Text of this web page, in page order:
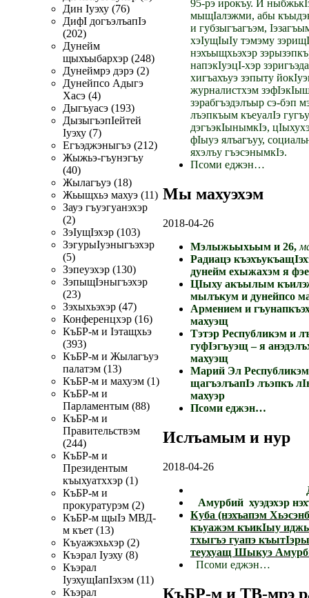
Дин Iуэху (76)
ДифI догъэлъапIэ
(202)
Дунейм
щыхъыбархэр (248)
Дунеймрэ дэрэ (2)
Дунейпсо Адыгэ
Хасэ (4)
Дыгъуасэ (193)
ДызыгъэпIейтей
Iуэху (7)
Егъэджэныгъэ (212)
Жыжьэ-гъунэгъу
(40)
Жылагъуэ (18)
Жьыщхьэ махуэ (11)
Зауэ гъуэгуанэхэр
(2)
ЗэIущIэхэр (103)
ЗэгурыIуэныгъэхэр
(5)
Зэпеуэхэр (130)
ЗэпыщIэныгъэхэр
(23)
Зэхыхьэхэр (47)
Конференцхэр (16)
КъБР-м и Iэтащхьэ
(393)
КъБР-м и Жылагъуэ
палатэм (13)
КъБР-м и махуэм (1)
КъБР-м и
Парламентым (88)
КъБР-м и
Правительствэм
(244)
КъБР-м и
Президентым
къыхуатххэр (1)
КъБР-м и
прокуратурэм (2)
КъБР-м щыIэ МВД-
м къет (13)
Къуажэхьхэр (2)
Къэрал Iуэху (8)
Къэрал
IуэхущIапIэхэм (11)
Къэрал
95-рэ ирокъу. И
мыщIалэжми, абы
и губзыгъагъэм,
хэIущIыIу тэмэму
нэхъыщхьэхэр
напэкIуэцI-хэр
хигъахъуэ зэпыту
журналистхэм
зэрабгъэдэлъыр сэ-бэп
лъэпкъым къеуалIэ
дэгъэкIынымкIэ,
фIыуэ ялъагъуу,
яхэлъу гъэсэнымкIэ.
Псоми еджэн…
Мы махуэхэм
2018-04-26
Мэлыжьыхьым и 26,
Радиацэ
дунейм ехыжахэм я
ЦIыху акъылым
мылъкум и дунейпсо
Армением и
махуэщ
Тэтэр Республикэм и
гуфIэгъуэщ – я
махуэщ
Марий Эл Республикэм
щагъэлъапIэ лъэпкъ
махуэр
Псоми еджэн…
Ислъамым и нур
2018-04-26
Амурбий хуэдэхэр
Куба (нэхъапэм
къуажэм къикIыу
тхыгъэ гуапэ
теухуащ Шыкуэ
Псоми еджэн…
КъБР-м и ТВ-мрэ